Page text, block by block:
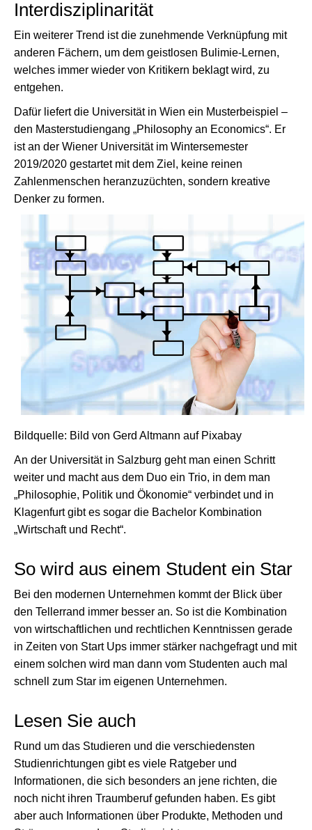
Interdisziplinarität
Ein weiterer Trend ist die zunehmende Verknüpfung mit
anderen Fächern, um dem geistlosen Bulimie-Lernen,
welches immer wieder von Kritikern beklagt wird, zu
entgehen.
Dafür liefert die Universität in Wien ein Musterbeispiel –
den Masterstudiengang „Philosophy an Economics“. Er
ist an der Wiener Universität im Wintersemester
2019/2020 gestartet mit dem Ziel, keine reinen
Zahlenmenschen heranzuzüchten, sondern kreative
Denker zu formen.
Bildquelle: Bild von Gerd Altmann auf Pixabay
An der Universität in Salzburg geht man einen Schritt
weiter und macht aus dem Duo ein Trio, in dem man
„Philosophie, Politik und Ökonomie“ verbindet und in
Klagenfurt gibt es sogar die Bachelor Kombination
„Wirtschaft und Recht“.
So wird aus einem Student ein Star
Bei den modernen Unternehmen kommt der Blick über
den Tellerrand immer besser an. So ist die Kombination
von wirtschaftlichen und rechtlichen Kenntnissen gerade
in Zeiten von Start Ups immer stärker nachgefragt und mit
einem solchen wird man dann vom Studenten auch mal
schnell zum Star im eigenen Unternehmen.
Lesen Sie auch
Rund um das Studieren und die verschiedensten
Studienrichtungen gibt es viele Ratgeber und
Informationen, die sich besonders an jene richten, die
noch nicht ihren Traumberuf gefunden haben. Es gibt
aber auch Informationen über Produkte, Methoden und